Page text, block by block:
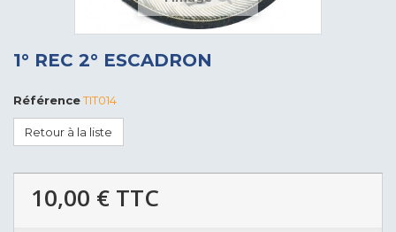
1° REC 2° ESCADRON
RéférenceTIT014
Retour à la liste
10,00 € TTC